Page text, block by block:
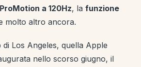
a 120Hz, la funzione
molto altro ancora.
Los Angeles, quella Apple
nello scorso giugno, il